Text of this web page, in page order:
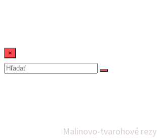
×
Malinovo-tvarohové rezy